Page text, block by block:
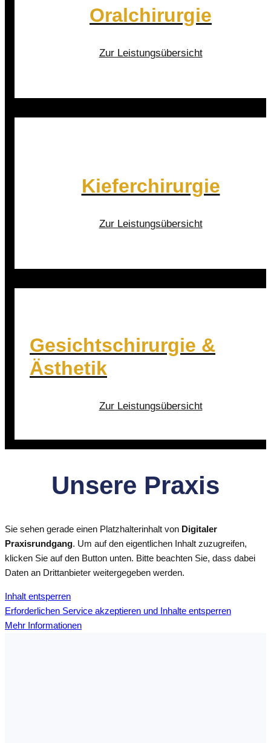
Oralchirurgie
Zur Leistungsübersicht
Kieferchirurgie
Zur Leistungsübersicht
Gesichtschirurgie &
Ästhetik
Zur Leistungsübersicht
Unsere Praxis
Sie sehen gerade einen Platzhalterinhalt von Digitaler
Praxisrundgang. Um auf den eigentlichen Inhalt zuzugreifen,
klicken Sie auf den Button unten. Bitte beachten Sie, dass dabei
Daten an Drittanbieter weitergegeben werden.
Inhalt entsperren
Erforderlichen Service akzeptieren und Inhalte entsperren
Mehr Informationen